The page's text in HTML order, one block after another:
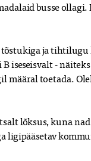
busse
ja
-
toetada.
lõksus, kuna